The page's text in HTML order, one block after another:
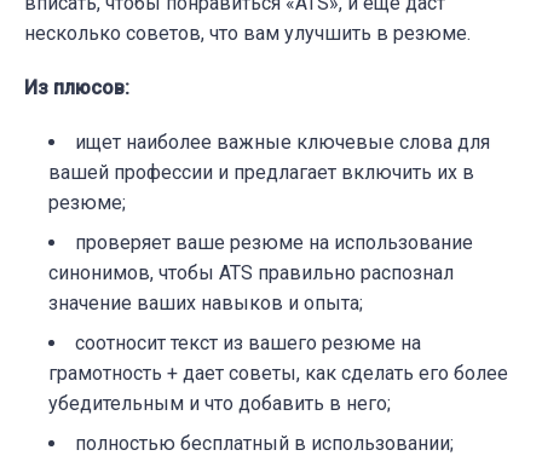
несколько советов, что вам улучшить в резюме.
Из плюсов:
ищет наиболее важные ключевые слова для
вашей профессии и предлагает включить их в
резюме;
проверяет ваше резюме на использование
синонимов, чтобы ATS правильно распознал
значение ваших навыков и опыта;
соотносит текст из вашего резюме на
грамотность + дает советы, как сделать его более
убедительным и что добавить в него;
полностью бесплатный в использовании;